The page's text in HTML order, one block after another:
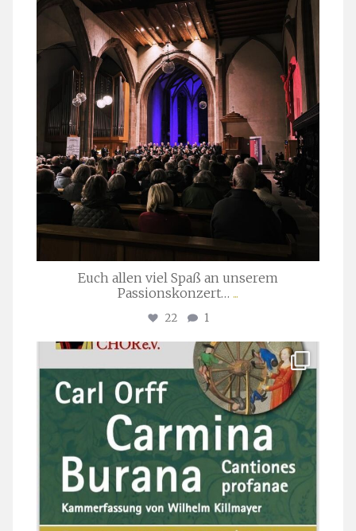
März 24
Euch allen viel Spaß an unserem
Passionskonzert… ...
22 1
stuttgarter_oratorienchor
Juli 22